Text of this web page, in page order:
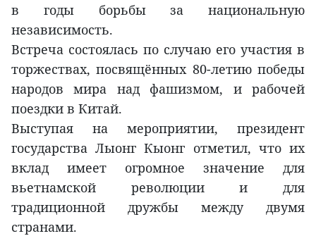
в годы борьбы за национальную
независимость.
Встреча состоялась по случаю его участия в
торжествах, посвящённых 80-летию победы
народов мира над фашизмом, и рабочей
поездки в Китай.
Выступая на мероприятии, президент
государства Лыонг Кыонг отметил, что их
вклад имеет огромное значение для
вьетнамской революции и для
традиционной дружбы между двумя
странами.